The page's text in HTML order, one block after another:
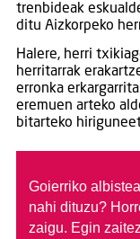
trenbideak
ditu Aizkorpeko
Halere, herri
herritarrak
erronka
eremuen arteko
bitarteko
Goierriko
nahi dituzu?
zaigu. Egin